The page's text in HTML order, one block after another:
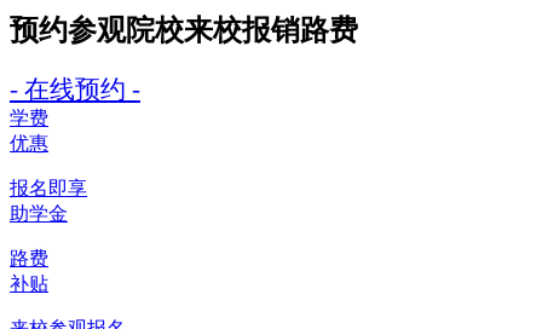
预约参观院校来校报销路费
- 在线预约 -
学费
优惠
报名即享
助学金
路费
补贴